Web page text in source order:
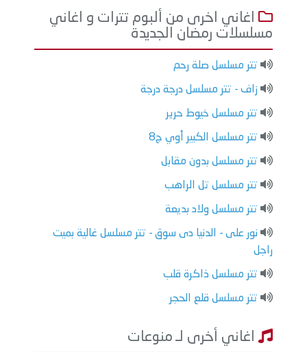
اغاني اخرى من ألبوم تترات و اغاني
مسلسلات رمضان الجديدة
تتر مسلسل صلة رحم
زاف - تتر مسلسل درجة درجة
تتر مسلسل خيوط حرير
تتر مسلسل الكبير أوي ج8
تتر مسلسل بدون مقابل
تتر مسلسل تل الراهب
تتر مسلسل ولاد بديعة
نور على - الدنيا دى سوق - تتر مسلسل غالية بميت
راجل
تتر مسلسل ذاكرة قلب
تتر مسلسل قلع الحجر
اغاني أخرى لـ منوعات